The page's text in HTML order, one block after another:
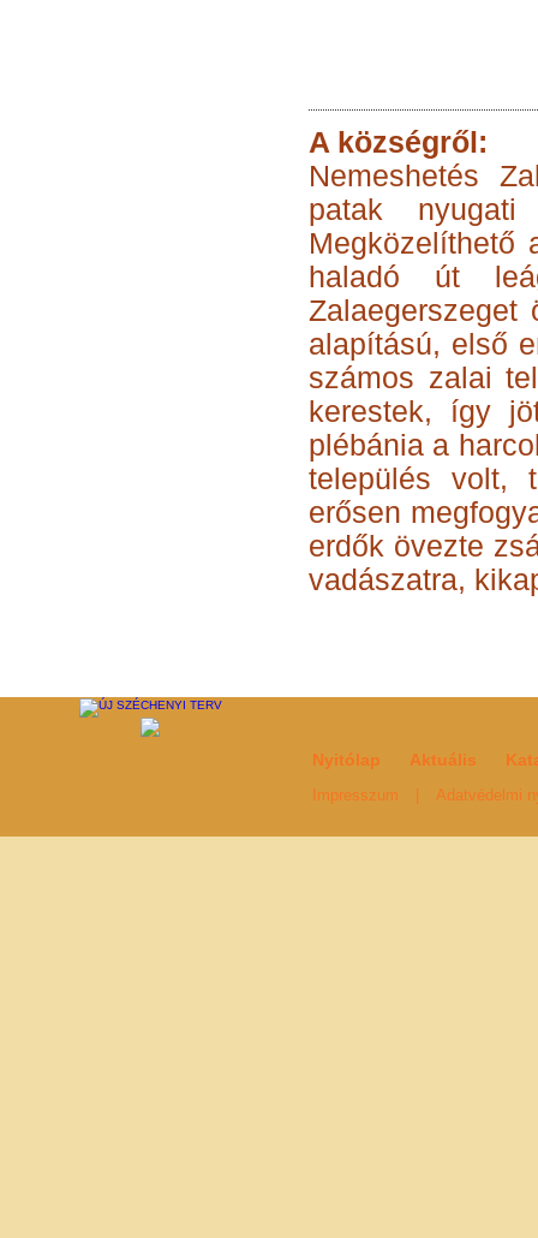
A községről:
Nemeshetés
patak
Megközelíthető
haladó út
Zalaegerszeget
alapítású, első
számos zalai
kerestek, így
plébánia a
település volt,
erősen
erdők övezte
vadászatra,
Nyitólap Aktuális
Impresszum Adatvédelmi